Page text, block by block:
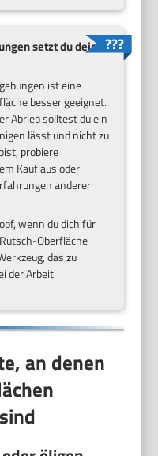
setzt du dein
ist eine
besser geeignet.
Abrieb solltest du ein
lässt und nicht zu
probiere
Kauf aus oder
anderer
wenn du dich für
Oberfläche
das zu
der Arbeit
an denen